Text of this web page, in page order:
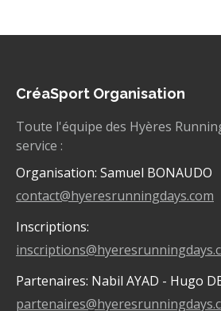
CréaSport Organisation
Toute l'équipe des Hyères
service :
Organisation: Samuel BONAUDO
contact@hyeresrunningdays.com
Inscriptions:
Partenaires: Nabil AYAD - Hugo